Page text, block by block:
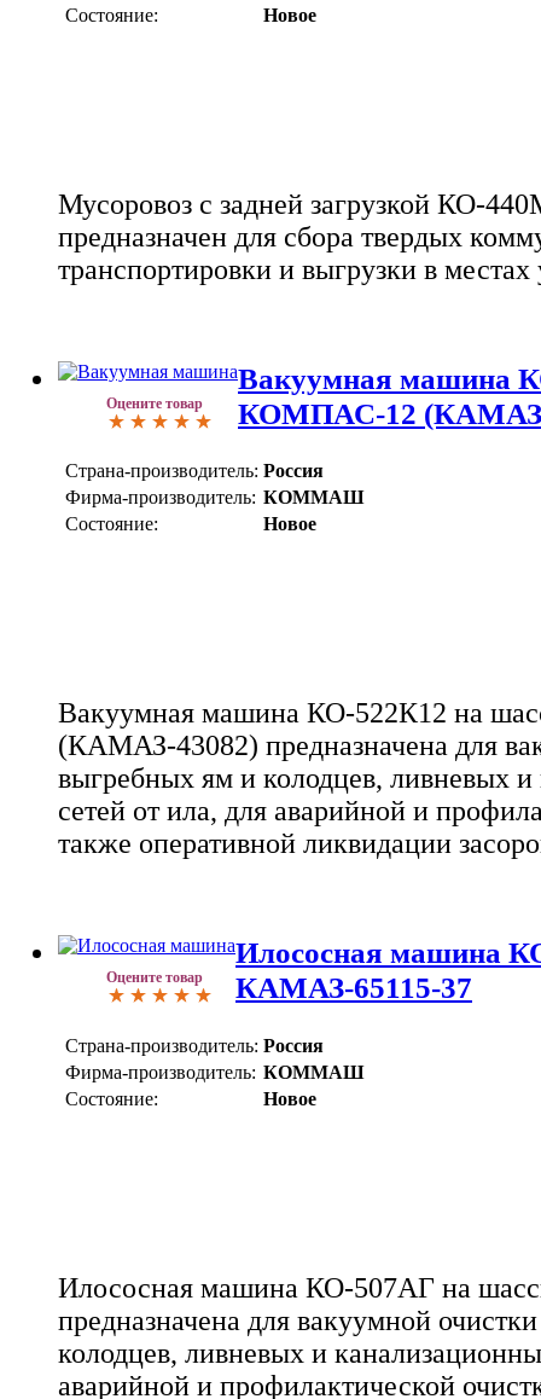
Состояние:
Новое
Мусоровоз с задней загрузкой КО-
предназначен для сбора твердых
транспортировки и выгрузки в местах
Оцените товар
Вакуумная машина
КОМПАС-12 (КАМАЗ-
Страна-производитель: Россия
Фирма-производитель: КОММАШ
Состояние:
Новое
Вакуумная машина КО-522К12 на
(КАМАЗ-43082) предназначена для
выгребных ям и колодцев, ливневых
сетей от ила, для аварийной и
также оперативной ликвидации
Оцените товар
Илососная машина
КАМАЗ-65115-37
Страна-производитель: Россия
Фирма-производитель: КОММАШ
Состояние:
Новое
Илососная машина КО-507АГ на
предназначена для вакуумной
колодцев, ливневых и
аварийной и профилактической